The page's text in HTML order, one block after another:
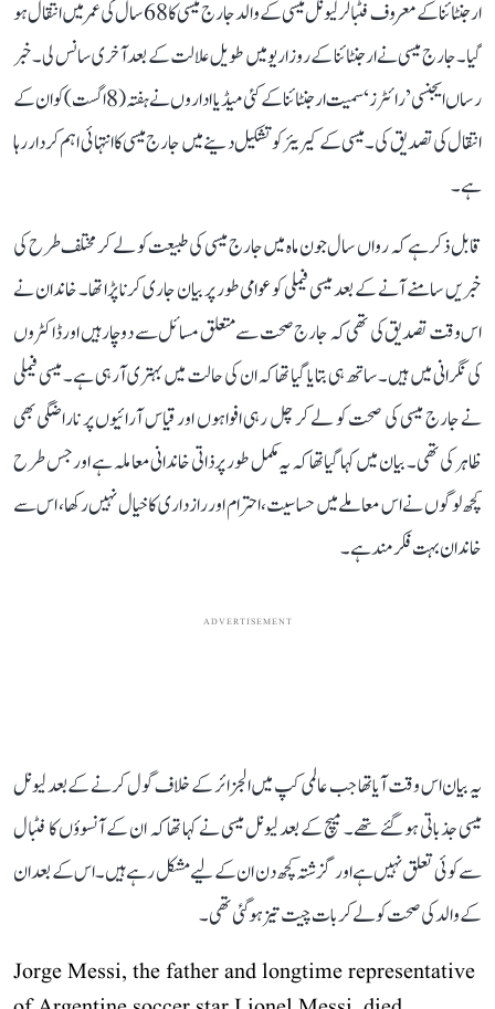
ارجنٹائنا کے معروف فٹبالر لیونل میسی کے والد جارج میسی کا 68 سال کی عمر میں انتقال ہو
گیا۔ جارج میسی نے ارجنٹائنا کے روزاریو میں طویل علالت کے بعد آخری سانس لی۔ خبر
رساں ایجنسی ’رائٹرز‘ سمیت ارجنٹائنا کے کئی میڈیا اداروں نے ہفتہ (8 اگست) کو ان کے
انتقال کی تصدیق کی۔ میسی کے کیریئر کو تشکیل دینے میں جارج میسی کا انتہائی اہم کردار رہا
ہے۔
قابل ذکر ہے کہ رواں سال جون ماہ میں جارج میسی کی طبیعت کو لے کر مختلف طرح کی
خبریں سامنے آنے کے بعد میسی فیملی کو عوامی طور پر بیان جاری کرنا پڑا تھا۔ خاندان نے
اس وقت تصدیق کی تھی کہ جارج صحت سے متعلق مسائل سے دوچار ہیں اور ڈاکٹروں
کی نگرانی میں ہیں۔ ساتھ ہی بتایا گیا تھا کہ ان کی حالت میں بہتری آ رہی ہے۔ میسی فیملی
نے جارج میسی کی صحت کو لے کر چل رہی افواہوں اور قیاس آرائیوں پر ناراضگی بھی
ظاہر کی تھی۔ بیان میں کہا گیا تھا کہ یہ مکمل طور پر ذاتی خاندانی معاملہ ہے اور جس طرح
کچھ لوگوں نے اس معاملے میں حساسیت، احترام اور رازداری کا خیال نہیں رکھا، اس سے
خاندان بہت فکرمند ہے۔
ADVERTISEMENT
یہ بیان اس وقت آیا تھا جب عالمی کپ میں الجزائر کے خلاف گول کرنے کے بعد لیونل
میسی جذباتی ہو گئے تھے۔ میچ کے بعد لیونل میسی نے کہا تھا کہ ان کے آنسوؤں کا فٹبال
سے کوئی تعلق نہیں ہے اور گزشتہ کچھ دن ان کے لیے مشکل رہے ہیں۔ اس کے بعد ان
کے والد کی صحت کو لے کر بات چیت تیز ہو گئی تھی۔
Jorge Messi, the father and longtime representative